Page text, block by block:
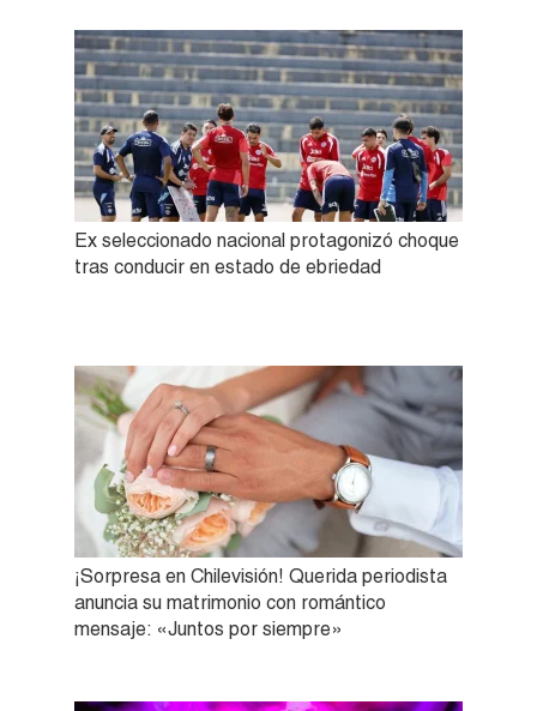
Ex seleccionado nacional protagonizó choque
tras conducir en estado de ebriedad
¡Sorpresa en Chilevisión! Querida periodista
anuncia su matrimonio con romántico
mensaje: «Juntos por siempre»